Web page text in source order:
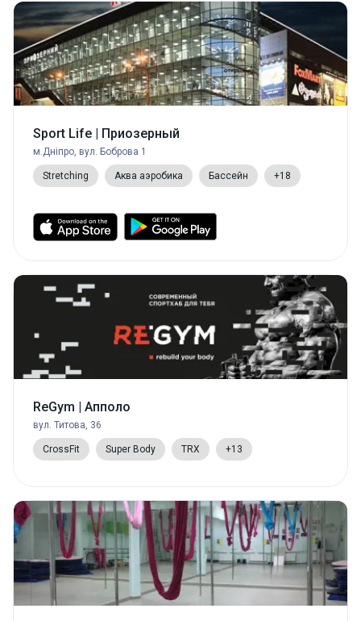
Sport Life | Приозерный
м.Дніпро, вул. Боброва 1
Stretching Аква аэробика Бассейн +18
ReGym | Апполо
вул. Титова, 36
CrossFit Super Body TRX +13